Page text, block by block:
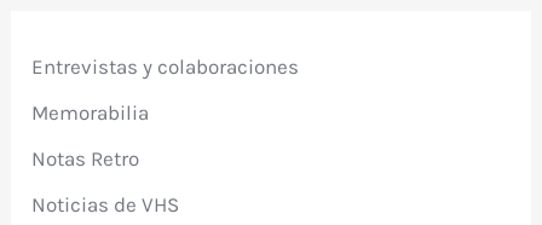
Entrevistas y colaboraciones
Memorabilia
Notas Retro
Noticias de VHS